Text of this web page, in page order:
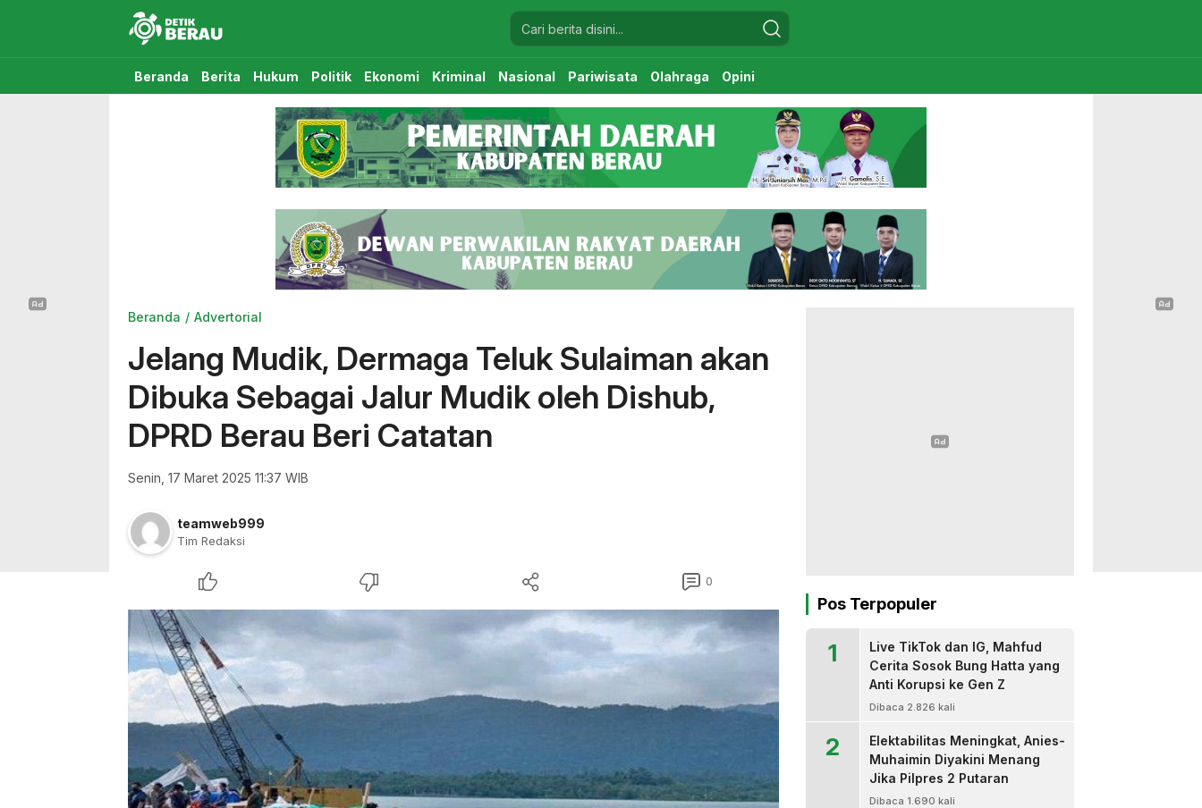
Detikberau.com
Media Diskusi Rakyat
Beranda Berita Hukum Politik Ekonomi Kriminal Nasional Pariwisata Olahraga Opini
Beranda Advertorial
Jelang Mudik, Dermaga Teluk Sulaiman akan
Dibuka Sebagai Jalur Mudik oleh Dishub,
DPRD Berau Beri Catatan
Senin, 17 Maret 2025 11:37 WIB
teamweb999
Tim Redaksi
0
Pos Terpopuler
1
Live TikTok dan IG, Mahfud
Cerita Sosok Bung Hatta yang
Anti Korupsi ke Gen Z
Dibaca 2.826 kali
2
Elektabilitas Meningkat, Anies-
Muhaimin Diyakini Menang
Jika Pilpres 2 Putaran
Dibaca 1.690 kali